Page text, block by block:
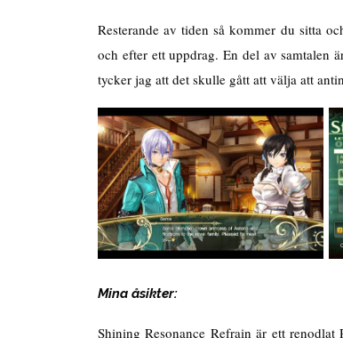
Resterande av tiden så kommer du sitta
och efter ett uppdrag. En del av samtalen
tycker jag att det skulle gått att välja att
Mina åsikter:
Shining Resonance Refrain är ett